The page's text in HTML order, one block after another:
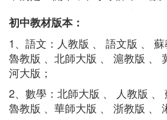
初中教材版本：
1、語文：人教版 、 語文版 、 蘇
魯教版 、北師大版 、 滬教版 、
河大版；
2、數學：北師大版 、 人教版 、
魯教版 、華師大版 、 浙教版 、